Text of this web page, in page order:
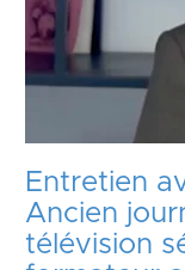
Entretien
Ancien
télévision